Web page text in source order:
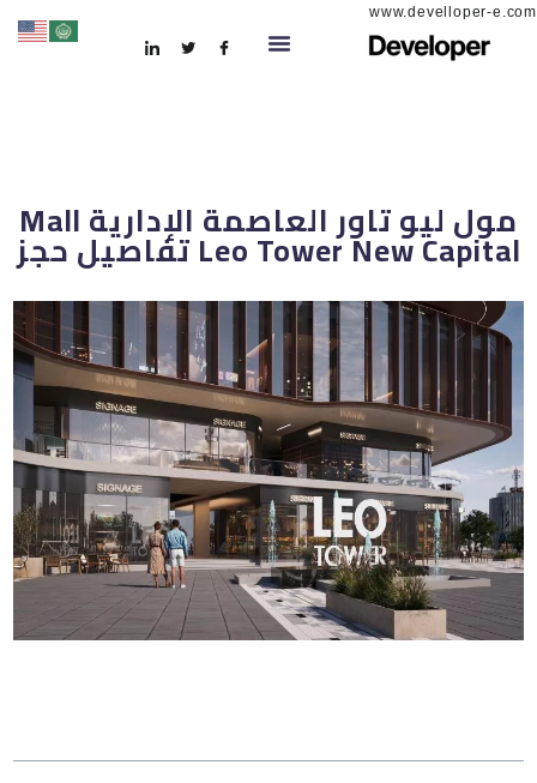
www.develloper-e.com
مول ليو تاور العاصمة الإدارية Mall
Leo Tower New Capital تفاصيل حجز